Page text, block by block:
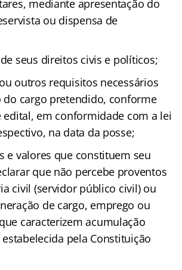
mediante apresentação do
ou dispensa de
seus direitos civis e políticos;
outros requisitos necessários
do cargo pretendido, conforme
edital, em conformidade com a lei
na data da posse;
e valores que constituem seu
que não percebe proventos
civil (servidor público civil) ou
de cargo, emprego ou
caracterizem acumulação
pela Constituição